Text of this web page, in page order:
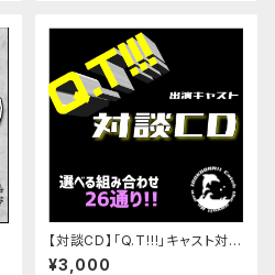
【対談CD】「Q.T!!!」キャスト対談
CD
¥3,000